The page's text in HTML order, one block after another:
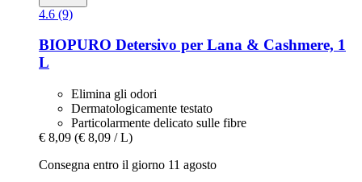
4.6 (9)
BIOPURO Detersivo per Lana & Cashmere, 1
L
Elimina gli odori
Dermatologicamente testato
Particolarmente delicato sulle fibre
€ 8,09 (€ 8,09 / L)
Consegna entro il giorno 11 agosto